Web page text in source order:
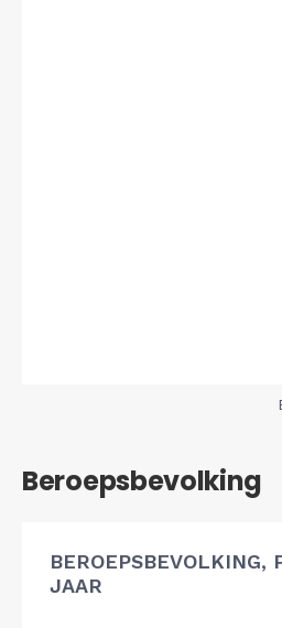
Beroepsbevolking
BEROEPSBEVOLKING,
JAAR